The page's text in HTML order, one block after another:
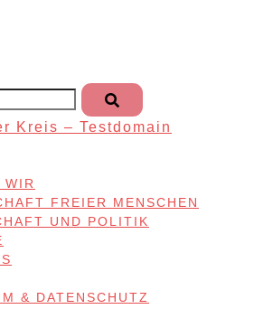
WIR
FREIER MENSCHEN
UND POLITIK
& DATENSCHUTZ